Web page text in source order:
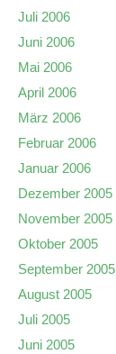
Juli 2006
Juni 2006
Mai 2006
April 2006
März 2006
Februar 2006
Januar 2006
Dezember 2005
November 2005
Oktober 2005
September 2005
August 2005
Juli 2005
Juni 2005